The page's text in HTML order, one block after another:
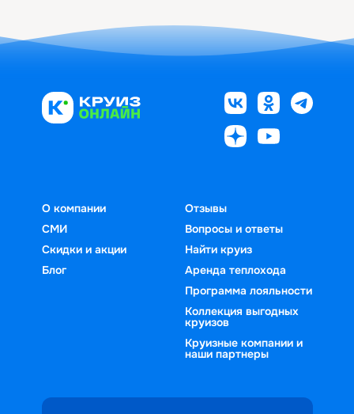
О компании
СМИ
Скидки и акции
Блог
Отзывы
Вопросы и ответы
Найти круиз
Аренда теплохода
Программа лояльности
Коллекция выгодных
круизов
Круизные компании и
наши партнеры